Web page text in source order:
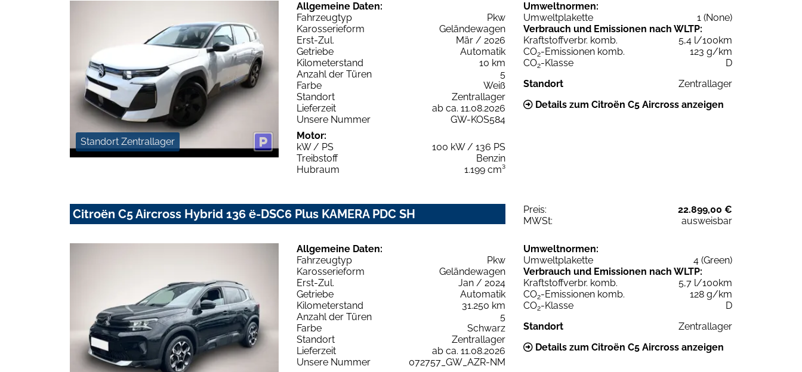
Standort Zentrallager
Allgemeine Daten:
Fahrzeugtyp
Pkw
Karosserieform
Geländewagen
Erst-Zul.
Mär / 2026
Getriebe
Automatik
Kilometerstand
10 km
Anzahl der Türen
5
Farbe
Weiß
Standort
Zentrallager
Lieferzeit
ab ca. 11.08.2026
Unsere Nummer
GW-KOS584
Motor:
kW / PS
100 kW / 136 PS
Treibstoff
Benzin
Hubraum
1.199 cm³
Umweltnormen:
Umweltplakette
1 (None)
Verbrauch und Emissionen nach WLTP:
Kraftstoffverbr. komb.
5,4 l/100km
CO2-Emissionen komb.
123 g/km
CO2-Klasse
D
Standort
Zentrallager
Details zum Citroën C5 Aircross anzeigen
Citroën C5 Aircross Hybrid 136 ë-DSC6 Plus KAMERA PDC SH Preis:
22.899,00 €
MWSt:
ausweisbar
Allgemeine Daten:
Fahrzeugtyp
Pkw
Karosserieform
Geländewagen
Erst-Zul.
Jan / 2024
Getriebe
Automatik
Kilometerstand
31.250 km
Anzahl der Türen
5
Farbe
Schwarz
Standort
Zentrallager
Lieferzeit
ab ca. 11.08.2026
Unsere Nummer
072757_GW_AZR-NM
Umweltnormen:
Umweltplakette
4 (Green)
Verbrauch und Emissionen nach WLTP:
Kraftstoffverbr. komb.
5,7 l/100km
CO2-Emissionen komb.
128 g/km
CO2-Klasse
D
Standort
Zentrallager
Details zum Citroën C5 Aircross anzeigen